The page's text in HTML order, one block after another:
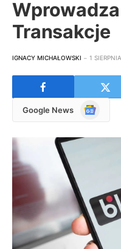
Wprowadza
Transakcje
IGNACY MICHAŁOWSKI 1
Google News
Google